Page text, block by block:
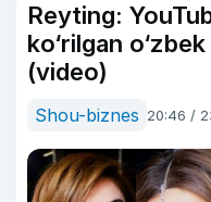
Reyting:
ko‘rilgan
(video)
Shou-biznes 20:46 /